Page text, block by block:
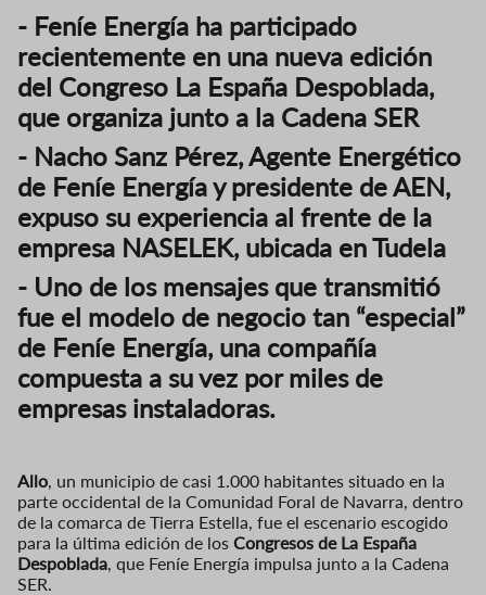
- Feníe Energía ha participado
recientemente en una nueva edición
del Congreso La España Despoblada,
que organiza junto a la Cadena SER
- Nacho Sanz Pérez, Agente Energético
de Feníe Energía y presidente de AEN,
expuso su experiencia al frente de la
empresa NASELEK, ubicada en Tudela
- Uno de los mensajes que transmitió
fue el modelo de negocio tan “especial”
de Feníe Energía, una compañía
compuesta a su vez por miles de
empresas instaladoras.
Allo , un municipio de casi 1.000 habitantes situado en la
parte occidental de la Comunidad Foral de Navarra, dentro
de la comarca de Tierra Estella, fue el escenario escogido
para la última edición de los Congresos de La España
Despoblada , que Feníe Energía impulsa junto a la Cadena
SER.